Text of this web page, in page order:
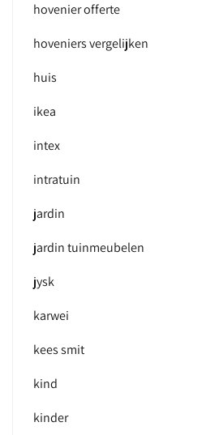
hovenier offerte
hoveniers vergelijken
huis
ikea
intex
intratuin
jardin
jardin tuinmeubelen
jysk
karwei
kees smit
kind
kinder